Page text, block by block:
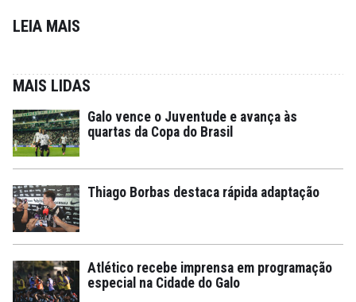
LEIA MAIS
MAIS LIDAS
Galo vence o Juventude e avança às
quartas da Copa do Brasil
Thiago Borbas destaca rápida adaptação
Atlético recebe imprensa em programação
especial na Cidade do Galo